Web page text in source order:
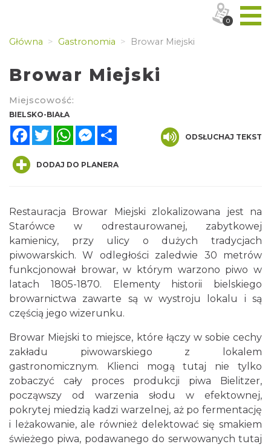
Główna Gastronomia Browar Miejski
Browar Miejski
Miejscowość:
BIELSKO-BIAŁA
FacebookTwitterWhatsAppMessenger
ODSŁUCHAJ TEKST
DODAJ DO PLANERA
Restauracja Browar Miejski zlokalizowana jest na
Starówce w odrestaurowanej, zabytkowej
kamienicy, przy ulicy o dużych tradycjach
piwowarskich. W odległości zaledwie 30 metrów
funkcjonował browar, w którym warzono piwo w
latach 1805-1870. Elementy historii bielskiego
browarnictwa zawarte są w wystroju lokalu i są
częścią jego wizerunku.
Browar Miejski to miejsce, które łączy w sobie cechy
zakładu piwowarskiego z lokalem
gastronomicznym. Klienci mogą tutaj nie tylko
zobaczyć cały proces produkcji piwa Bielitzer,
począwszy od warzenia słodu w efektownej,
pokrytej miedzią kadzi warzelnej, aż po fermentację
i leżakowanie, ale również delektować się smakiem
świeżego piwa, podawanego do serwowanych tutaj
0